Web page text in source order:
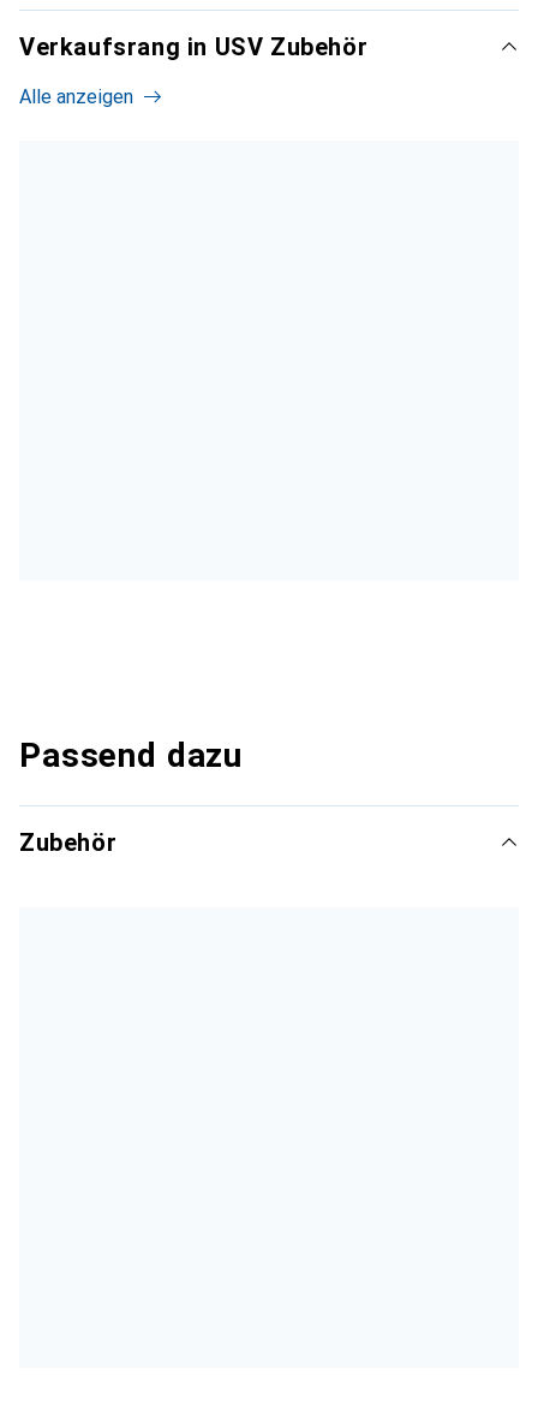
Verkaufsrang in USV Zubehör
Alle anzeigen
Passend dazu
Zubehör